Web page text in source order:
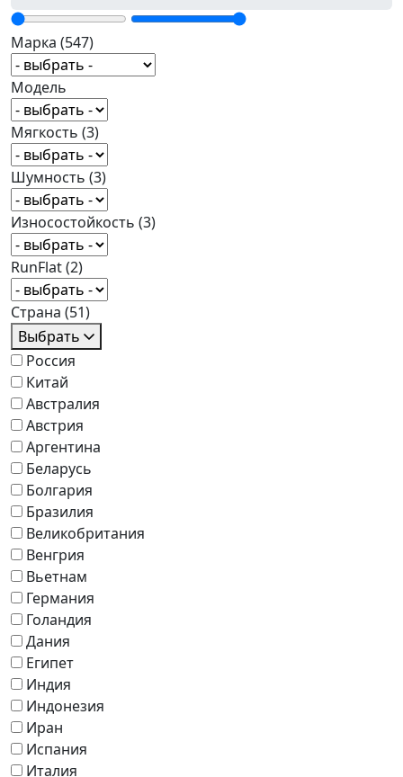
Марка (547)
Модель
Мягкость (3)
Шумность (3)
Износостойкость (3)
RunFlat(2)
Страна (51)
Выбрать
Россия
Китай
Австралия
Австрия
Аргентина
Беларусь
Болгария
Бразилия
Великобритания
Венгрия
Вьетнам
Германия
Голандия
Дания
Египет
Индия
Индонезия
Иран
Испания
Италия